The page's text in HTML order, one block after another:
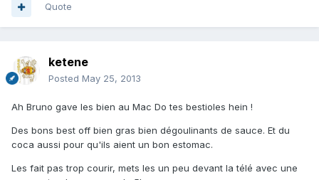
Quote
ketene
Posted May 25, 2013
Ah Bruno gave les bien au Mac Do tes bestioles hein !
Des bons best off bien gras bien dégoulinants de sauce. Et du
coca aussi pour qu'ils aient un bon estomac.
Les fait pas trop courir, mets les un peu devant la télé avec une